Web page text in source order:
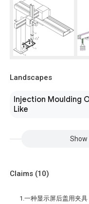
Landscapes
Injection Moulding
Like
Show
Claims (10)
1.一种显示屏后盖用夹